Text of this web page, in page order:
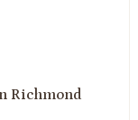
Richmond